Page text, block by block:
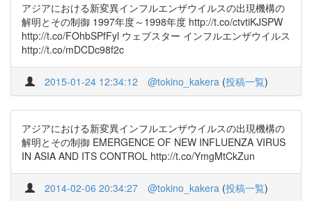
アジアにおける新変異インフルエンザウイルスの出現機構の
解明とその制御 1997年度～1998年度 http://t.co/ctvtiKJSPW
http://t.co/FOhbSPfFyl ウェブスター インフルエンザウイルス
http://t.co/mDCDc98f2c
2015-01-24 12:34:12 @tokino_kakera (投稿一覧)
アジアにおける新変異インフルエンザウイルスの出現機構の
解明とその制御 EMERGENCE OF NEW INFLUENZA VIRUS
IN ASIA AND ITS CONTROL http://t.co/YmgMtCkZun
2014-02-06 20:34:27 @tokino_kakera (投稿一覧)